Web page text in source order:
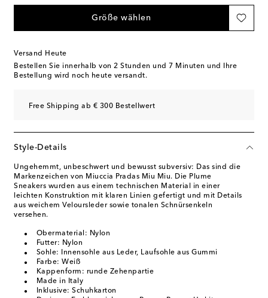
Größe wählen
Versand Heute
Bestellen Sie innerhalb von 2 Stunden und 7 Minuten und Ihre
Bestellung wird noch heute versandt.
Free Shipping ab € 300 Bestellwert
Style-Details
Ungehemmt, unbeschwert und bewusst subversiv: Das sind die
Markenzeichen von Miuccia Pradas Miu Miu. Die Plume
Sneakers wurden aus einem technischen Material in einer
leichten Konstruktion mit klaren Linien gefertigt und mit Details
aus weichem Veloursleder sowie tonalen Schnürsenkeln
versehen.
Obermaterial: Nylon
Futter: Nylon
Sohle: Innensohle aus Leder, Laufsohle aus Gummi
Farbe: Weiß
Kappenform: runde Zehenpartie
Made in Italy
Inklusive: Schuhkarton